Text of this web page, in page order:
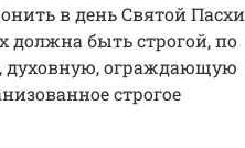
в день Святой Пасхи
должна быть строгой, по
духовную, ограждающую
строгое